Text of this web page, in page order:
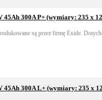
300A P+ (wymiary: 235 x
są przez firmę Exide.
300A L+ (wymiary: 235 x